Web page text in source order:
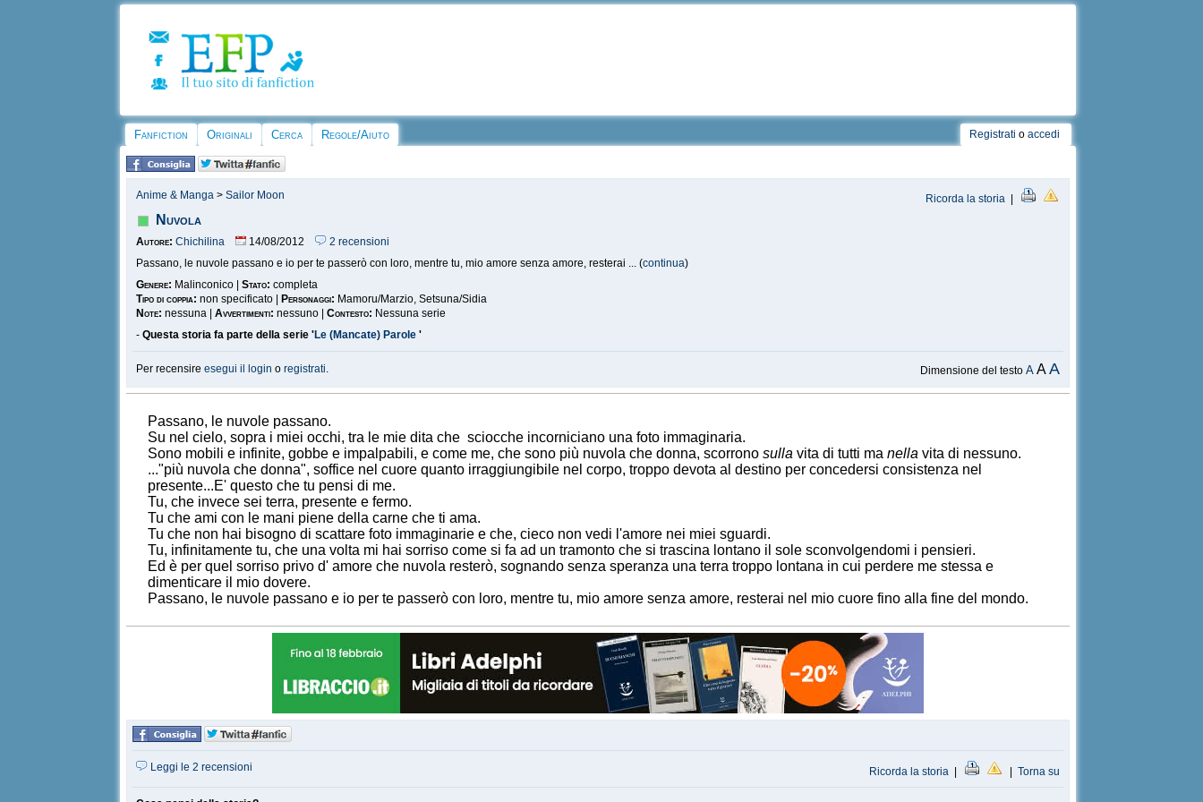
Fanfiction Originali Cerca Regole/Aiuto Registrati o accedi
Anime & Manga >Sailor Moon Ricorda la storia |
Nuvola
Autore: Chichilina 14/08/2012
2 recensioni
Passano, le nuvole passano e io per te passerò con loro, mentre tu, mio amore senza amore, resterai ... (continua)
Genere: Malinconico |Stato: completa
Tipo di coppia: non specificato | Personaggi: Mamoru/Marzio, Setsuna/Sidia
Note: nessuna |Avvertimenti: nessuno |Contesto: Nessuna serie
-Questa storia fa parte della serie 'Le (Mancate) Parole'
Per recensireesegui il login oregistrati. Dimensione del testoA AA
Passano, le nuvole passano.
Su nel cielo, sopra i miei occhi, tra le mie dita che sciocche incorniciano una foto immaginaria.
Sono mobili e infinite, gobbe e impalpabili, e come me, che sono più nuvola che donna, scorronosulla vita di tutti manella vita di nessuno.
..."più nuvola che donna", soffice nel cuore quanto irraggiungibile nel corpo, troppo devota al destino per concedersi consistenza nel
presente...E' questo che tu pensi di me.
Tu, che invece sei terra, presente e fermo.
Tu che ami con le mani piene della carne che ti ama.
Tu che non hai bisogno di scattare foto immaginarie e che, cieco non vedi l'amore nei miei sguardi.
Tu, infinitamente tu, che una volta mi hai sorriso come si fa ad un tramonto che si trascina lontano il sole sconvolgendomi i pensieri.
Ed è per quel sorriso privo d' amore che nuvola resterò, sognando senza speranza una terra troppo lontana in cui perdere me stessa e
dimenticare il mio dovere.
Passano, le nuvole passano e io per te passerò con loro, mentre tu, mio amore senza amore, resterai nel mio cuore fino alla fine del mondo.
Leggi le 2 recensioni Ricorda la storia | |Torna su